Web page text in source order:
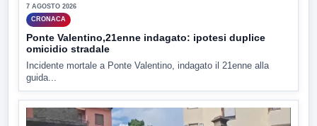
7 AGOSTO 2026
CRONACA
Ponte Valentino,21enne indagato: ipotesi duplice
omicidio stradale
Incidente mortale a Ponte Valentino, indagato il 21enne alla
guida...